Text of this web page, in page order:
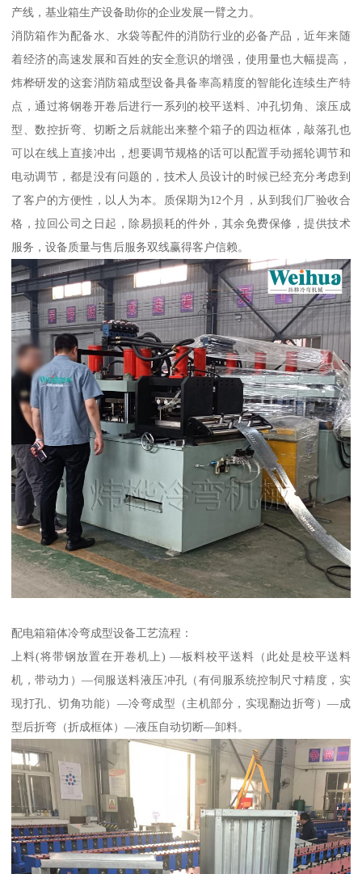
产线，基业箱生产设备助你的企业发展一臂之力。
消防箱作为配备水、水袋等配件的消防行业的必备产品，近年来随
着经济的高速发展和百姓的安全意识的增强，使用量也大幅提高，
炜桦研发的这套消防箱成型设备具备率高精度的智能化连续生产特
点，通过将钢卷开卷后进行一系列的校平送料、冲孔切角、滚压成
型、数控折弯、切断之后就能出来整个箱子的四边框体，敲落孔也
可以在线上直接冲出，想要调节规格的话可以配置手动摇轮调节和
电动调节，都是没有问题的，技术人员设计的时候已经充分考虑到
了客户的方便性，以人为本。质保期为12个月，从到我们厂验收合
格，拉回公司之日起，除易损耗的件外，其余免费保修，提供技术
服务，设备质量与售后服务双线赢得客户信赖。
配电箱箱体冷弯成型设备工艺流程：
上料(将带钢放置在开卷机上) —板料校平送料（此处是校平送料
机，带动力）—伺服送料液压冲孔（有伺服系统控制尺寸精度，实
现打孔、切角功能）—冷弯成型（主机部分，实现翻边折弯）—成
型后折弯（折成框体）—液压自动切断—卸料。